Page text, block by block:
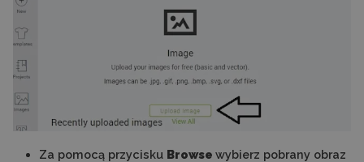
Za pomocą przycisku Browse wybierz pobrany obraz